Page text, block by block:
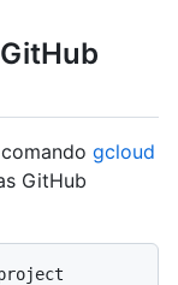
gcloud
GitHub